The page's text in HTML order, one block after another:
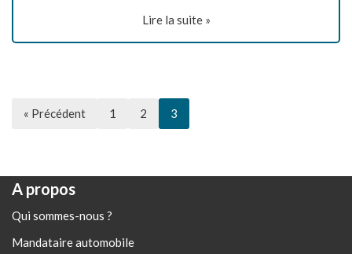
Lire la suite »
« Précédent 1 2 3
A propos
Qui sommes-nous ?
Mandataire automobile